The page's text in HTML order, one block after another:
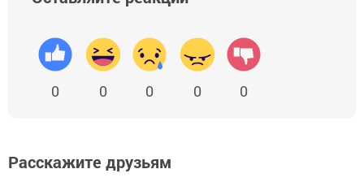
0 0 0 0 0
Расскажите друзьям